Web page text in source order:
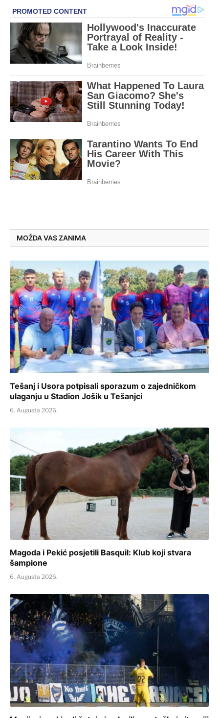
MOŽDA VAS ZANIMA
Tešanj i Usora potpisali sporazum o zajedničkom
ulaganju u Stadion Jošik u Tešanjci
6. Augusta 2026.
Magoda i Pekić posjetili Basquil: Klub koji stvara
šampione
6. Augusta 2026.